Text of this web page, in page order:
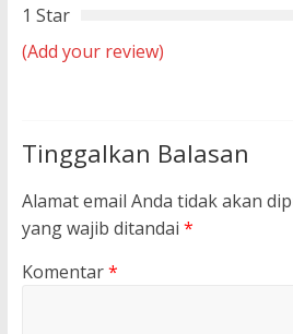
1 Star
(Add your review)
Tinggalkan Balasan
Alamat email Anda tidak akan
yang wajib ditandai *
Komentar*